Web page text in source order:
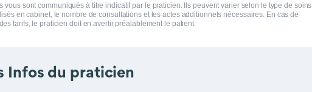
vous sont communiqués à titre indicatif par le praticien. Ils peuvent varier selon le type de soins
en cabinet, le nombre de consultations et les actes additionnels nécessaires. En cas de
tarifs, le praticien doit en avertir préalablement le patient.
Infos du praticien